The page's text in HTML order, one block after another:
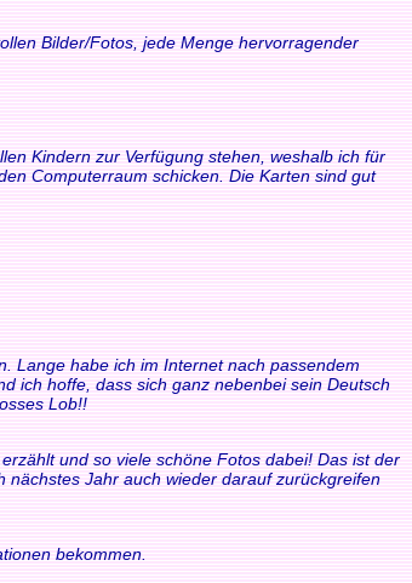
Bilder/Fotos, jede Menge hervorragender
Kindern zur Verfügung stehen, weshalb ich für
Computerraum schicken. Die Karten sind gut
Lange habe ich im Internet nach passendem
ich hoffe, dass sich ganz nebenbei sein Deutsch
Lob!!
und so viele schöne Fotos dabei! Das ist der
nächstes Jahr auch wieder darauf zurückgreifen
bekommen.